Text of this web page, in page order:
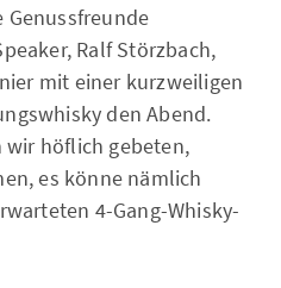
Ralf Störzbach,
mit einer kurzweiligen
den Abend.
wir höflich gebeten,
es könne nämlich
4-Gang-Whisky-